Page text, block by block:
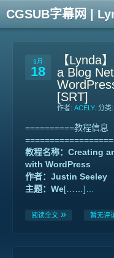
CGSUB字幕网 |
3月
18
【Lynda
a Blog
[SRT]
作者: ACELY. 分类:
==========教程信息
教程名称：Creating
with WordPress
作者：Justin Seeley
主题：We[……]
阅读全文 暂无评